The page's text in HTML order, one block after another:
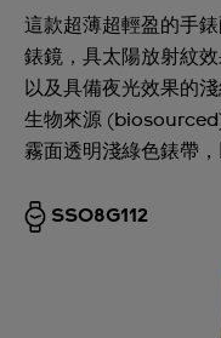
這款超薄超輕盈的手
錶鏡，具太陽放射紋
以及具備夜光效果的
生物來源
霧面透明淺綠色錶帶
SS08G112